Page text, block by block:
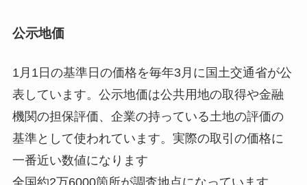
公示地価
1月1日の基準日の価格を毎年3月に国土交通省が公
表しています。公示地価は公共用地の取得や金融
機関の担保評価、企業の持っている土地の評価の
基準として使われています。実際の取引の価格に
一番近い数値になります